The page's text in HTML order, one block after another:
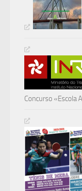
Concurso «Escola